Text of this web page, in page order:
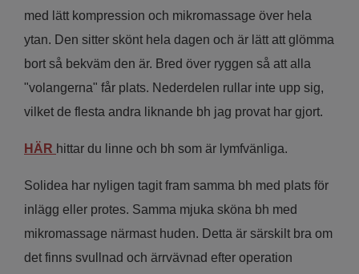
med lätt kompression och mikromassage över hela
ytan. Den sitter skönt hela dagen och är lätt att glömma
bort så bekväm den är. Bred över ryggen så att alla
"volangerna" får plats. Nederdelen rullar inte upp sig,
vilket de flesta andra liknande bh jag provat har gjort.
HÄR hittar du linne och bh som är lymfvänliga.
Solidea har nyligen tagit fram samma bh med plats för
inlägg eller protes. Samma mjuka sköna bh med
mikromassage närmast huden. Detta är särskilt bra om
det finns svullnad och ärrvävnad efter operation